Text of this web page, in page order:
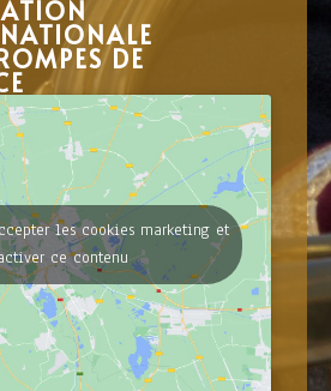
DE
les cookies marketing et
ce contenu